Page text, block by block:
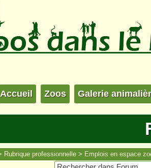
Accueil Zoos Galerie
Rubrique professionnelle Emplois en espace